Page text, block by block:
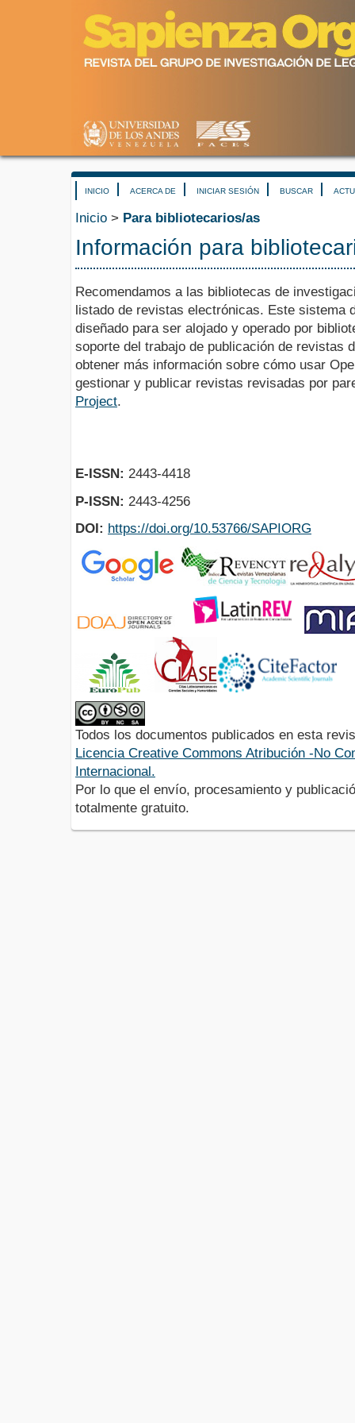
INICIO ACERCA DE INICIAR SESIÓN BUSCAR
Inicio > Para bibliotecarios/as
Información para
Recomendamos a las bibliotecas de
listado de revistas electrónicas. Este sistema
diseñado para ser alojado y operado por
soporte del trabajo de publicación de revistas
obtener más información sobre cómo usar
gestionar y publicar revistas revisadas por
Project.
E-ISSN: 2443-4418
P-ISSN: 2443-4256
DOI: https://doi.org/10.53766/SAPIORG
Todos los documentos publicados en esta
Licencia Creative Commons Atribución -No
Internacional.
Por lo que el envío, procesamiento y
totalmente gratuito.